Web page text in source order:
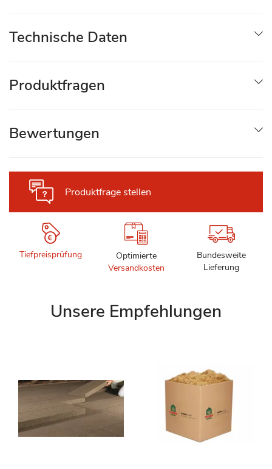
Produktfrage stellen
Tiefpreisprüfung
Optimierte
Versandkosten
Bundesweite
Lieferung
Technische Daten
Produktfragen
Bewertungen
Unsere Empfehlungen